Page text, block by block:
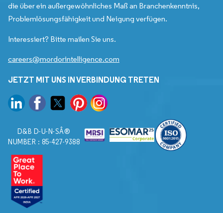
die über ein außergewöhnliches Maß an Branchenkenntnis,
Problemlösungsfähigkeit und Neigung verfügen.
Interessiert? Bitte mailen Sie uns.
careers@mordorintelligence.com
JETZT MIT UNS IN VERBINDUNG TRETEN
D&B D-U-N-SÂ®
NUMBER : 85-427-9388